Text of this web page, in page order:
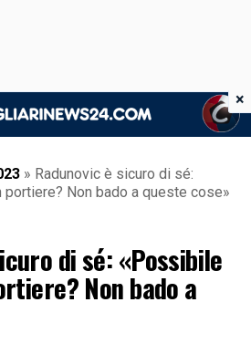
» Radunovic è sicuro di sé:
Non bado a queste cose»
di sé: «Possibile
Non bado a
×